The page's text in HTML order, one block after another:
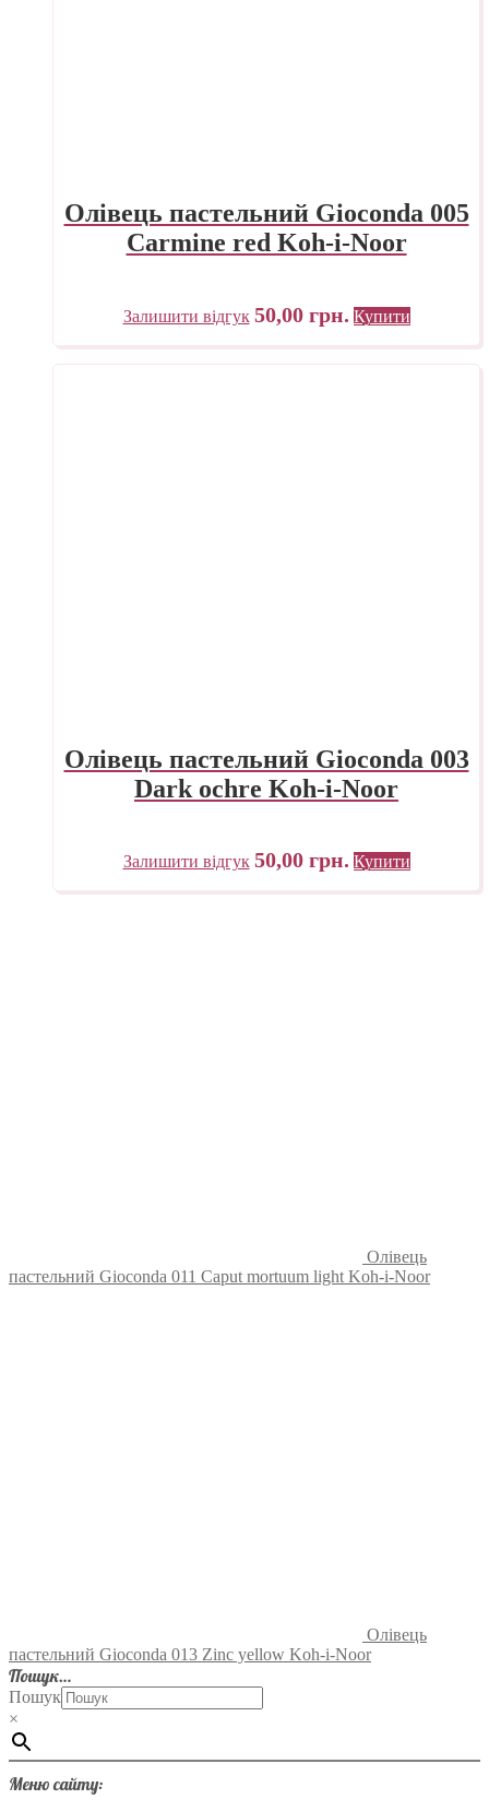
Олівець пастельний Gioconda 005
Carmine red Koh-i-Noor
Залишити відгук 50,00 грн. Купити
Олівець пастельний Gioconda 003
Dark ochre Koh-i-Noor
Залишити відгук 50,00 грн. Купити
Олівець
пастельний Gioconda 011 Caput mortuum light Koh-i-Noor
Олівець
пастельний Gioconda 013 Zinc yellow Koh-i-Noor
Пошук…
Пошук
×
Меню сайту: